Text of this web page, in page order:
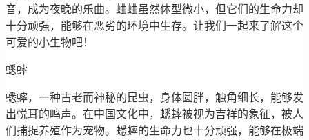
音，成为夜晚的乐曲。蛐蛐虽然体型微小，但它们的生命力却
十分顽强，能够在恶劣的环境中生存。让我们一起来了解这个
可爱的小生物吧！
蟋蟀
蟋蟀，一种古老而神秘的昆虫，身体圆胖，触角细长，能够发
出悦耳的鸣声。在中国文化中，蟋蟀被视为吉祥的象征，被人
们捕捉养殖作为宠物。蟋蟀的生命力也十分顽强，能够在极端